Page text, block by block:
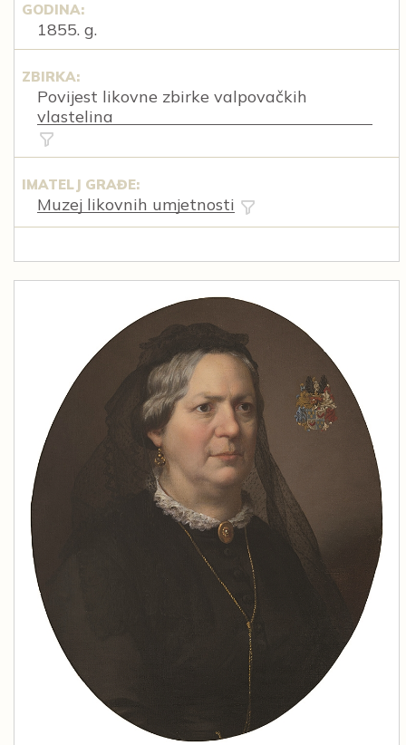
GODINA:
1855. g.
ZBIRKA:
Povijest likovne zbirke valpovačkih
vlastelina
IMATELJ GRAĐE:
Muzej likovnih umjetnosti